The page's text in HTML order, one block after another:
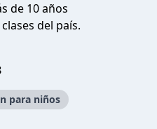
de 10 años
del país.
para niños